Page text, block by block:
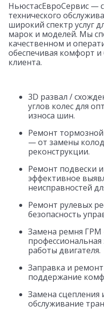
НьюстасЕвроСервис —
технического
широкий спектр услуг
марок и моделей. Мы
качественном и
обеспечивая комфорт и
клиента.
3D развал /
углов колес для
износа шин.
Ремонт
— от замены
реконструкции.
Ремонт подвески
эффективное
неисправностей
Ремонт рулевых
безопасность
Замена ремня
работы двигателя.
Заправка и
поддержание
Замена
обслуживание